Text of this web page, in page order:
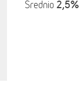
Średnio 2,5%